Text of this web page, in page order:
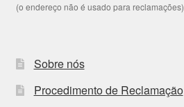
(o endereço não é usado para reclamações)
Sobre nós
Procedimento de Reclamação